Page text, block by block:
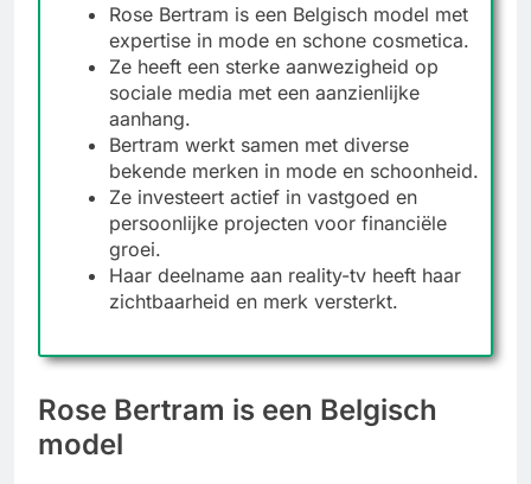
Rose Bertram is een Belgisch model met
expertise in mode en schone cosmetica.
Ze heeft een sterke aanwezigheid op
sociale media met een aanzienlijke
aanhang.
Bertram werkt samen met diverse
bekende merken in mode en schoonheid.
Ze investeert actief in vastgoed en
persoonlijke projecten voor financiële
groei.
Haar deelname aan reality-tv heeft haar
zichtbaarheid en merk versterkt.
Rose Bertram is een Belgisch
model